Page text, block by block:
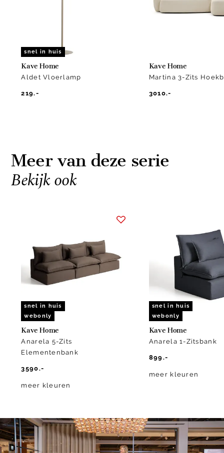
snel in huis
Kave Home
Aldet Vloerlamp
219.-
Kave Home
Martina 3-Zits
3010.-
Meer van deze serie
Bekijk ook
snel in huis
webonly
Kave Home
Anarela 5-Zits
Elementenbank
3590.-
meer kleuren
snel in huis
webonly
Kave Home
Anarela 1-Zitsbank
899.-
meer kleuren